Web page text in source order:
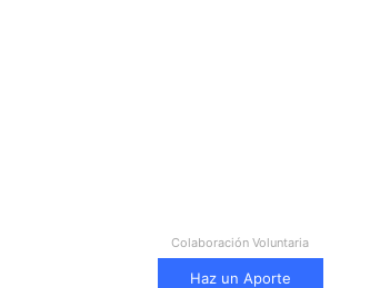
Colaboración Voluntaria
Haz un Aporte